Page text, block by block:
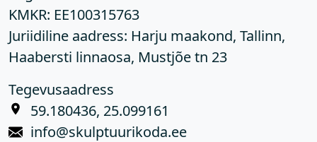
KMKR: EE100315763
Juriidiline aadress: Harju maakond, Tallinn,
Haabersti linnaosa, Mustjõe tn 23
Tegevusaadress
59.180436, 25.099161
info@skulptuurikoda.ee